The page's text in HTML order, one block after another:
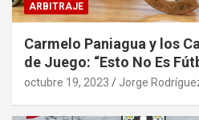
ARBITRAJE
Carmelo Paniagua y los
de Juego: “Esto No Es
octubre 19, 2023 Jorge